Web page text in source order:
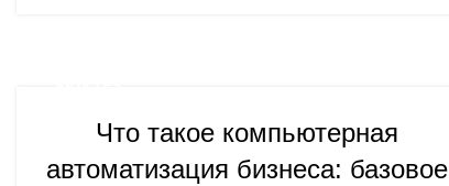
Что такое компьютерная
автоматизация бизнеса: базовое